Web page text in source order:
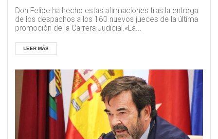
Don Felipe ha hecho estas afirmaciones tras la entrega
de los despachos a los 160 nuevos jueces de la última
promoción de la Carrera Judicial.«La...
LEER MÁS